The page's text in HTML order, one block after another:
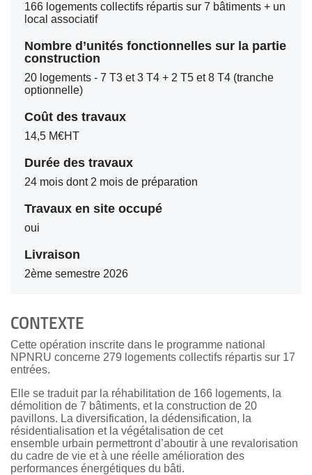
166 logements collectifs répartis sur 7 bâtiments + un
local associatif
Nombre d’unités fonctionnelles sur la partie
construction
20 logements - 7 T3 et 3 T4 + 2 T5 et 8 T4 (tranche
optionnelle)
Coût des travaux
14,5 M€HT
Durée des travaux
24 mois dont 2 mois de préparation
Travaux en site occupé
oui
Livraison
2ème semestre 2026
CONTEXTE
Cette opération inscrite dans le programme national
NPNRU concerne 279 logements collectifs répartis sur 17
entrées.
Elle se traduit par la réhabilitation de 166 logements, la
démolition de 7 bâtiments, et la construction de 20
pavillons. La diversification, la dédensification, la
résidentialisation et la végétalisation de cet
ensemble urbain permettront d’aboutir à une revalorisation
du cadre de vie et à une réelle amélioration des
performances énergétiques du bâti.